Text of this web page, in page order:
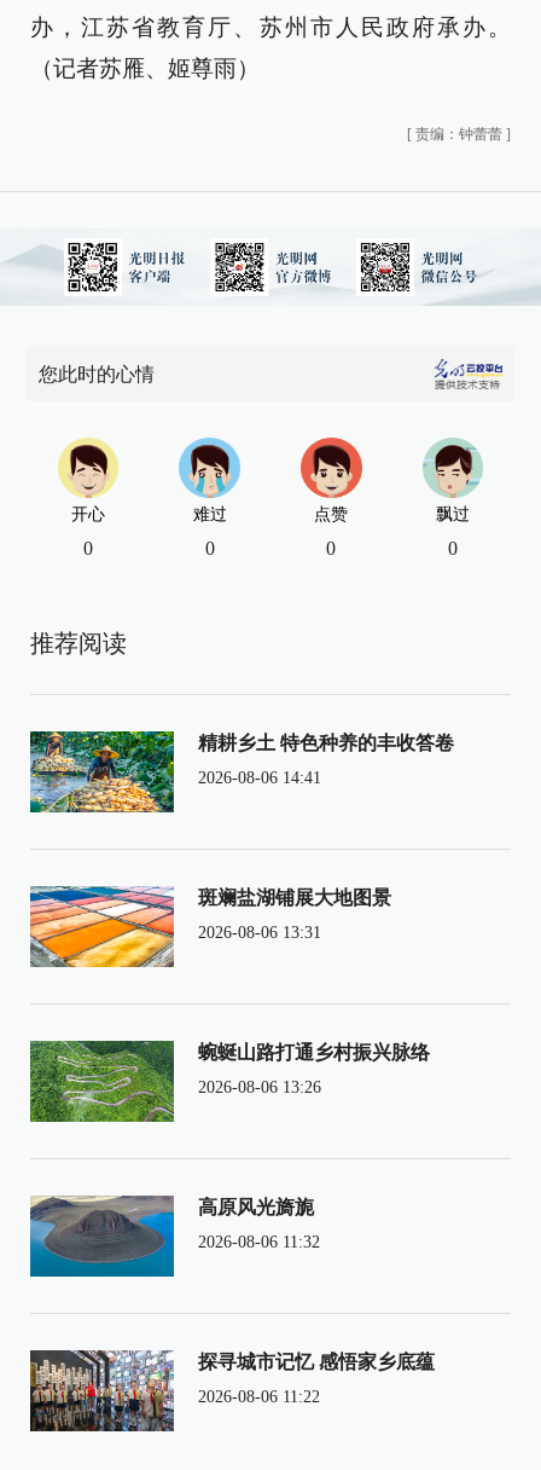
办，江苏省教育厅、苏州市人民政府承办。
（记者苏雁、姬尊雨）
[ 责编：钟蕾蕾 ]
您此时的心情
开心
0
难过
0
点赞
0
飘过
0
推荐阅读
精耕乡土 特色种养的丰收答卷
2026-08-06 14:41
斑斓盐湖铺展大地图景
2026-08-06 13:31
蜿蜒山路打通乡村振兴脉络
2026-08-06 13:26
高原风光旖旎
2026-08-06 11:32
探寻城市记忆 感悟家乡底蕴
2026-08-06 11:22